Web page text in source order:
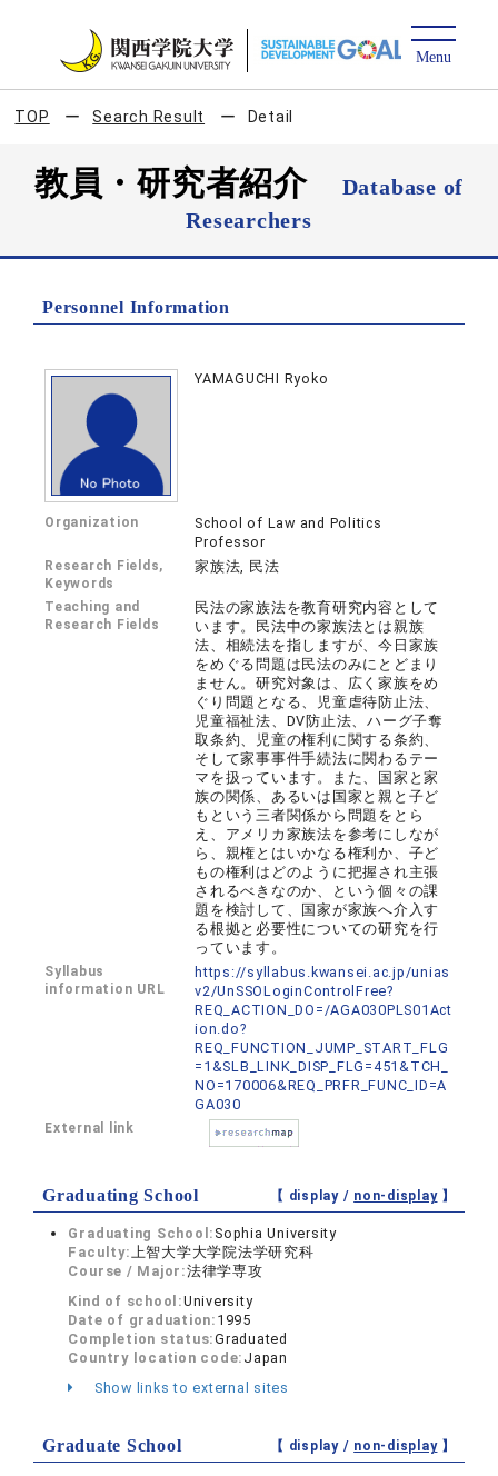
TOP Search Result Detail
教員・研究者紹介
Database of
Researchers
Personnel Information
YAMAGUCHI Ryoko
Organization
School of Law and Politics
Professor
Research Fields,
Keywords
家族法, 民法
Teaching and
Research Fields
民法の家族法を教育研究内容として
います。民法中の家族法とは親族
法、相続法を指しますが、今日家族
をめぐる問題は民法のみにとどまり
ません。研究対象は、広く家族をめ
ぐり問題となる、児童虐待防止法、
児童福祉法、DV防止法、ハーグ子奪
取条約、児童の権利に関する条約、
そして家事事件手続法に関わるテー
マを扱っています。また、国家と家
族の関係、あるいは国家と親と子ど
もという三者関係から問題をとら
え、アメリカ家族法を参考にしなが
ら、親権とはいかなる権利か、子ど
もの権利はどのように把握され主張
されるべきなのか、という個々の課
題を検討して、国家が家族へ介入す
る根拠と必要性についての研究を行
っています。
Syllabus
information URL
https://syllabus.kwansei.ac.jp/unias
v2/UnSSOLoginControlFree?
REQ_ACTION_DO=/AGA030PLS01Act
ion.do?
REQ_FUNCTION_JUMP_START_FLG
=1&SLB_LINK_DISP_FLG=451&TCH_
NO=170006&REQ_PRFR_FUNC_ID=A
GA030
External link
Graduating School 【 display / non-display】
Graduating School: Sophia University
Faculty:上智大学大学院法学研究科
Course / Major:法律学専攻
Kind of school:University
Date of graduation: 1995
Completion status:Graduated
Country location code: Japan
Show links to external sites
Graduate School 【 display / non-display】